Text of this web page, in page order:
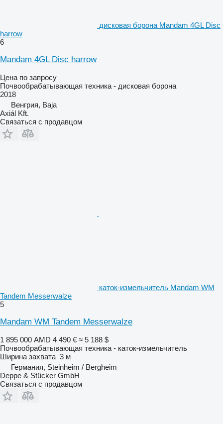
дисковая борона Mandam 4GL Disc
harrow
6
Mandam 4GL Disc harrow
Цена по запросу
Почвообрабатывающая техника - дисковая борона
2018
Венгрия, Baja
Axiál Kft.
Связаться с продавцом
каток-измельчитель Mandam WM
Tandem Messerwalze
5
Mandam WM Tandem Messerwalze
1 895 000 AMD 4 490 € ≈ 5 188 $
Почвообрабатывающая техника - каток-измельчитель
Ширина захвата 3 м
Германия, Steinheim / Bergheim
Deppe & Stücker GmbH
Связаться с продавцом